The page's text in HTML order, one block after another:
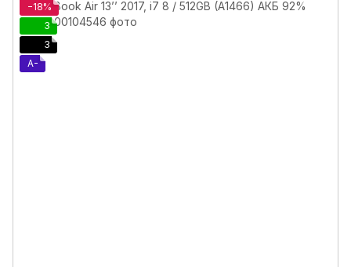
−18%
3
3
A-